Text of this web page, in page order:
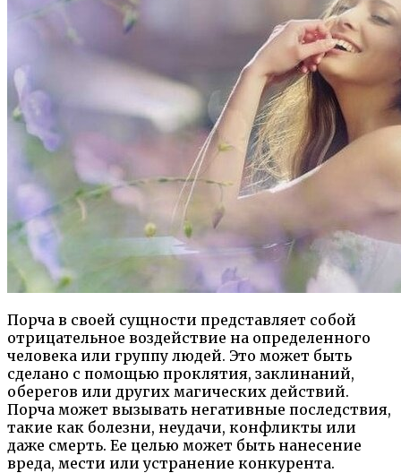
Порча в своей сущности представляет собой
отрицательное воздействие на определенного
человека или группу людей. Это может быть
сделано с помощью проклятия, заклинаний,
оберегов или других магических действий.
Порча может вызывать негативные последствия,
такие как болезни, неудачи, конфликты или
даже смерть. Ее целью может быть нанесение
вреда, мести или устранение конкурента.